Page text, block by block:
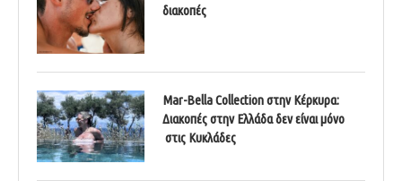
διακοπές
Mar-Bella Collection στην Κέρκυρα:
Διακοπές στην Ελλάδα δεν είναι μόνο
στις Κυκλάδες